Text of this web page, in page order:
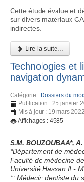
Cette étude évalue et
sur divers matériaux
indirectes.
Lire la suite...
Technologies et
navigation
Catégorie : Dossiers du
Publication : 25 janvier
Mis à jour : 19 mars 2022
Affichages : 4585
S.M. BOUZOUBAA*,
*Département de
Faculté de médecine
Université Hassan II -
** Médecin dentiste du